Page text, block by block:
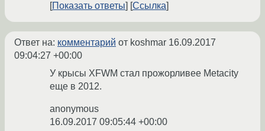
Показать ответы
Ссылка
Ответ на: комментарий от koshmar 16.09.2017
09:04:27 +00:00
У крысы XFWM стал прожорливее Metacity
еще в 2012.
anonymous
16.09.2017 09:05:44 +00:00